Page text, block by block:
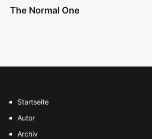
The Normal One
Startseite
Autor
Archiv